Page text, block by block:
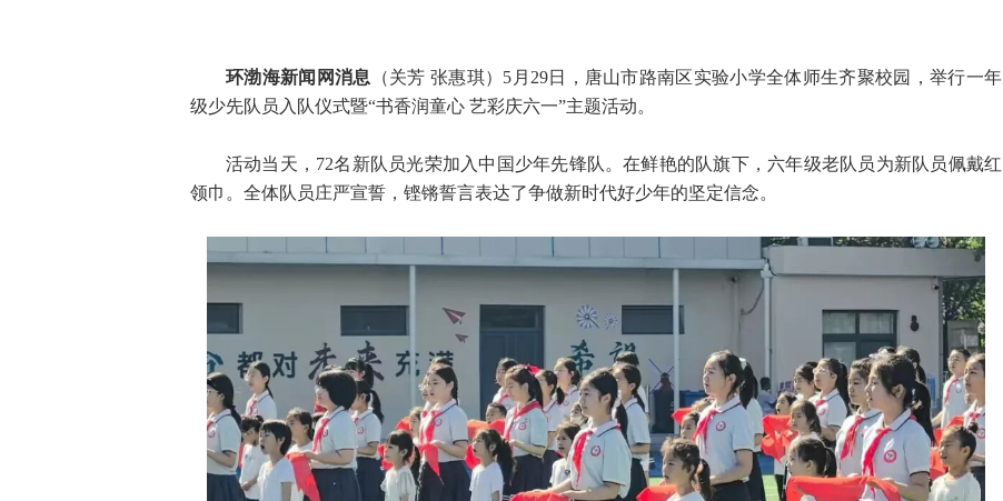
环渤海新闻网消息 （关芳 张惠琪）5月29日，唐山市路南区实验小学全体师生齐聚校园，举行一年
级少先队员入队仪式暨“书香润童心 艺彩庆六一”主题活动。
活动当天，72名新队员光荣加入中国少年先锋队。在鲜艳的队旗下，六年级老队员为新队员佩戴红
领巾。全体队员庄严宣誓，铿锵誓言表达了争做新时代好少年的坚定信念。